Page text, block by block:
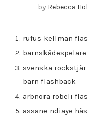
by Rebecca
rufus kellman
svenska
barn flashback
arbnora robeli
assane ndiaye